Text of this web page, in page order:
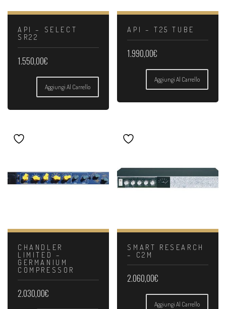
API – SELECT
SR22
1.550,00€
Aggiungi Al Carrello
API – T25 TUBE
1.990,00€
Aggiungi Al Carrello
CHANDLER
LIMITED –
GERMANIUM
COMPRESSOR
2.030,00€
SMART RESEARCH
– C2M
2.060,00€
Aggiungi Al Carrello